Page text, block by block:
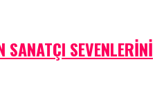
SANATÇI SEVENLERİNİ